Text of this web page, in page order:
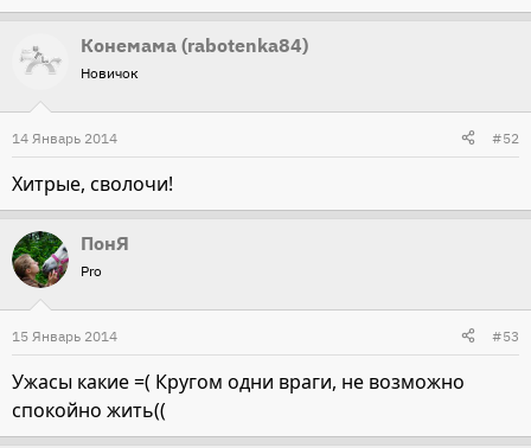
Конемама (rabotenka84)
Новичок
14 Январь 2014 #52
Хитрые, сволочи!
ПонЯ
Pro
15 Январь 2014 #53
Ужасы какие =( Кругом одни враги, не возможно
спокойно жить((